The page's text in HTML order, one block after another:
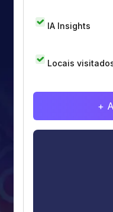
IA Insights
Locais
+